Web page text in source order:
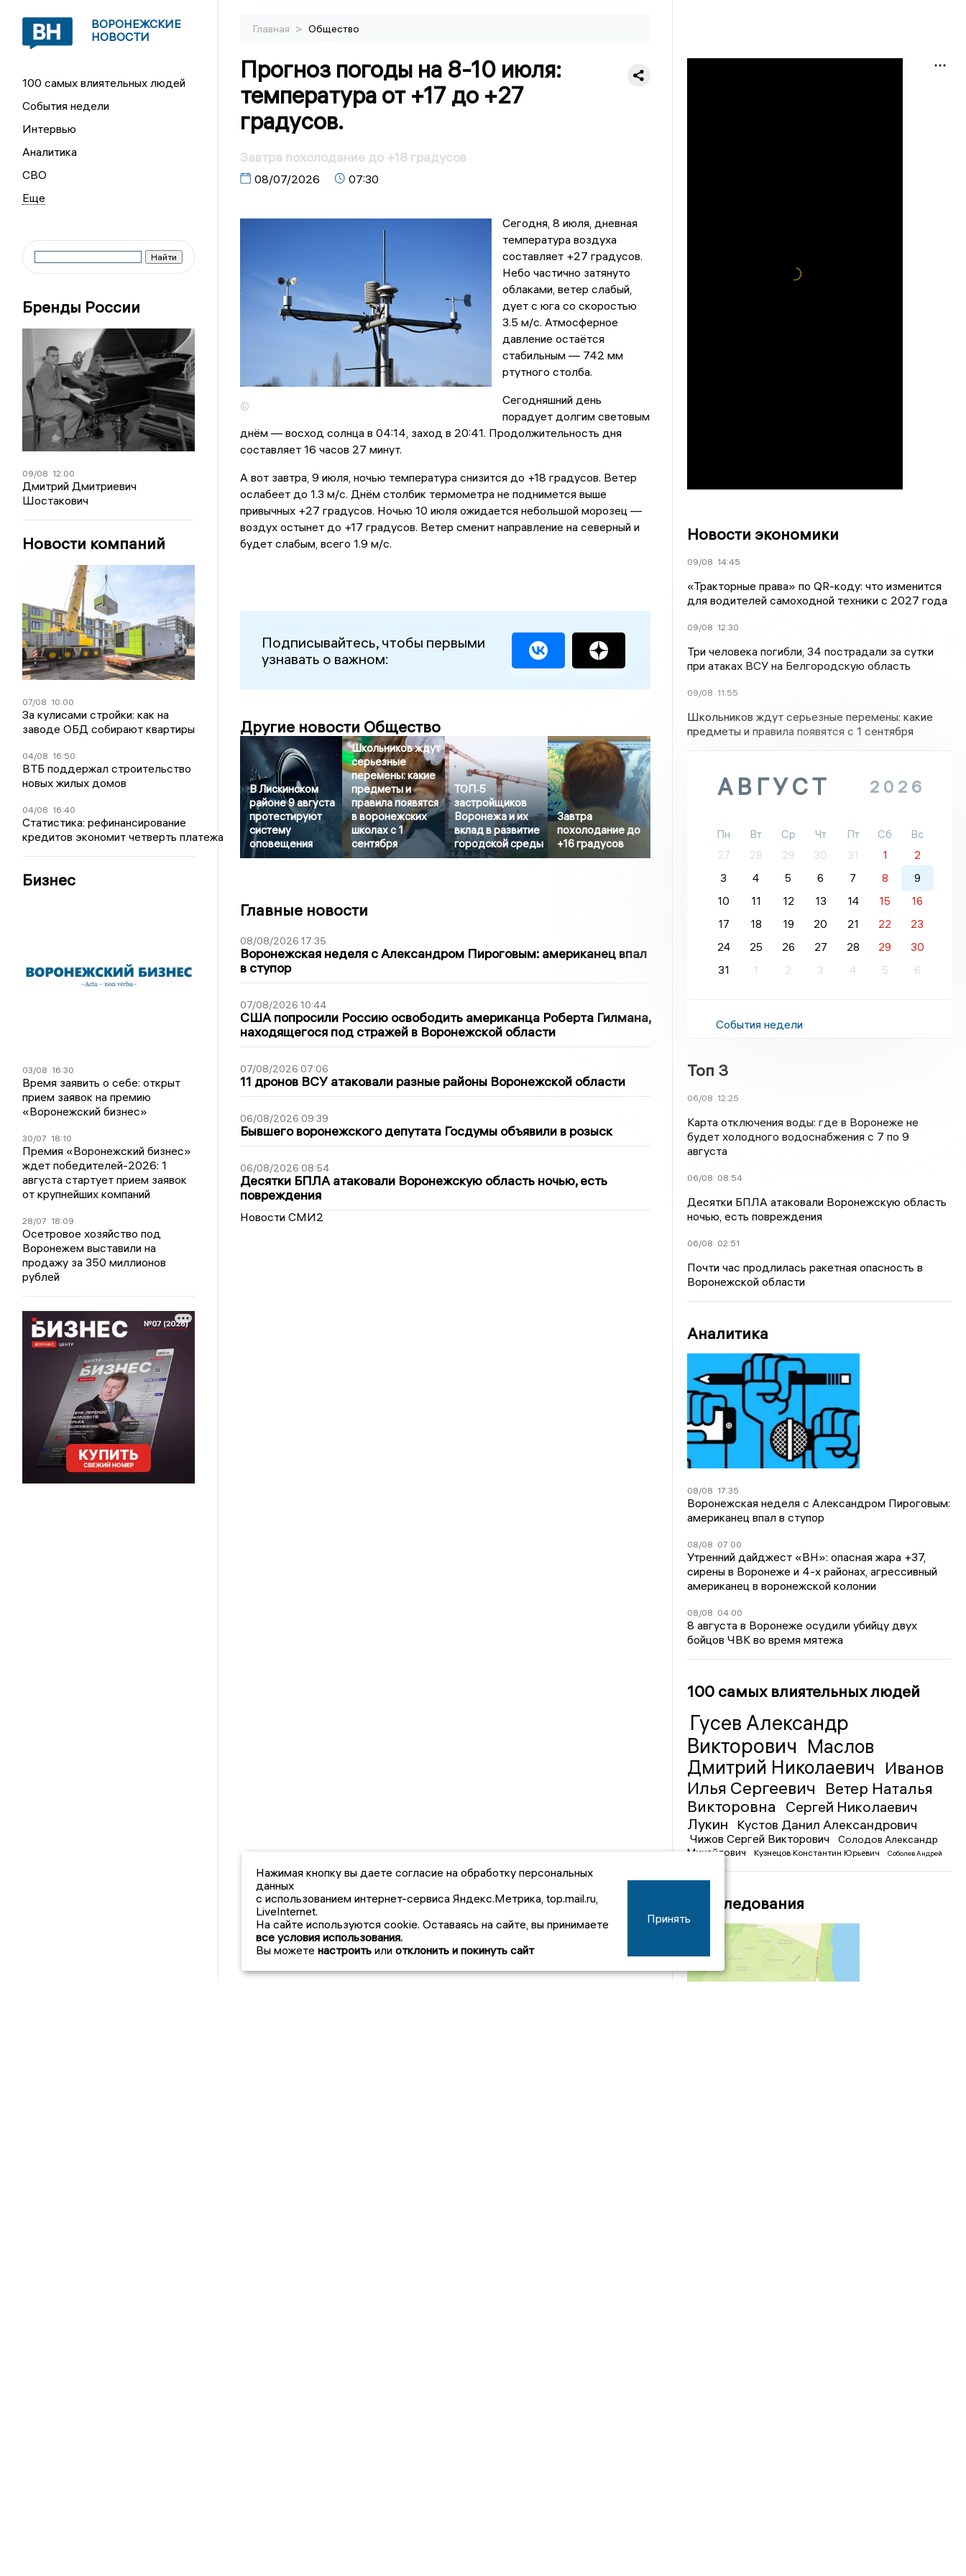
ВОРОНЕЖСКИЕ
НОВОСТИ
100 самых влиятельных людей
События недели
Интервью
Аналитика
СВО
Бренды России
09/08 12:00
Дмитрий Дмитриевич
Шостакович
Новости компаний
07/08 10:00
За кулисами стройки: как на
заводе ОБД собирают квартиры
04/08 16:50
ВТБ поддержал строительство
новых жилых домов
04/08 16:40
Статистика: рефинансирование
кредитов экономит четверть платежа
Бизнес
03/08 16:30
Время заявить о себе: открыт
прием заявок на премию
«Воронежский бизнес»
30/07 18:10
Премия «Воронежский бизнес»
ждет победителей-2026: 1
августа стартует прием заявок
от крупнейших компаний
28/07 18:09
Осетровое хозяйство под
Воронежем выставили на
продажу за 350 миллионов
рублей
Главная > Общество
Прогноз погоды на 8-10 июля:
температура от +17 до +27
градусов.
Завтра похолодание до +18 градусов
08/07/2026 07:30
©
Сегодня, 8 июля, дневная
температура воздуха
составляет +27 градусов.
Небо частично затянуто
облаками, ветер слабый,
дует с юга со скоростью
3.5 м/с. Атмосферное
давление остаётся
стабильным — 742 мм
ртутного столба.
Сегодняшний день
порадует долгим световым
днём — восход солнца в 04:14, заход в 20:41. Продолжительность дня
составляет 16 часов 27 минут.
А вот завтра, 9 июля, ночью температура снизится до +18 градусов. Ветер
ослабеет до 1.3 м/с. Днём столбик термометра не поднимется выше
привычных +27 градусов. Ночью 10 июля ожидается небольшой морозец —
воздух остынет до +17 градусов. Ветер сменит направление на северный и
будет слабым, всего 1.9 м/с.
Подписывайтесь, чтобы первыми
узнавать о важном:
Другие новости Общество
В Лискинском
районе 9 августа
протестируют
систему
оповещения
Школьников ждут
серьезные
перемены: какие
предметы и
правила появятся
в воронежских
школах с 1
сентября
ТОП‑5
застройщиков
Воронежа и их
вклад в развитие
городской среды
Завтра
похолодание до
+16 градусов
Главные новости
08/08/2026 17:35
Воронежская неделя с Александром Пироговым: американец впал
в ступор
07/08/2026 10:44
США попросили Россию освободить американца Роберта Гилмана,
находящегося под стражей в Воронежской области
07/08/2026 07:06
11 дронов ВСУ атаковали разные районы Воронежской области
06/08/2026 09:39
Бывшего воронежского депутата Госдумы объявили в розыск
06/08/2026 08:54
Десятки БПЛА атаковали Воронежскую область ночью, есть
повреждения
Новости СМИ2
Новости экономики
09/08 14:45
«Тракторные права» по QR-коду: что изменится
для водителей самоходной техники с 2027 года
09/08 12:30
Три человека погибли, 34 пострадали за сутки
при атаках ВСУ на Белгородскую область
09/08 11:55
Школьников ждут серьезные перемены: какие
предметы и правила появятся с 1 сентября
АВГУСТ 2026
Пн Вт Ср Чт Пт Сб
Вс
27
28 29 30 31 1
2
3
4 5 6 7 8
9
10
11 12 13 14 15
16
17
18 19 20 21 22
23
24
25 26 27 28 29
30
31
1 2 3 4 5 6
События недели
Топ 3
06/08 12:25
Карта отключения воды: где в Воронеже не
будет холодного водоснабжения с 7 по 9
августа
06/08 08:54
Десятки БПЛА атаковали Воронежскую область
ночью, есть повреждения
06/08 02:51
Почти час продлилась ракетная опасность в
Воронежской области
Аналитика
08/08 17:35
Воронежская неделя с Александром Пироговым:
американец впал в ступор
08/08 07:00
Утренний дайджест «ВН»: опасная жара +37,
сирены в Воронеже и 4-х районах, агрессивный
американец в воронежской колонии
08/08 04:00
8 августа в Воронеже осудили убийцу двух
бойцов ЧВК во время мятежа
100 самых влиятельных людей
Гусев Александр
Викторович Маслов
Дмитрий Николаевич Иванов
Илья Сергеевич
Ветер Наталья
Викторовна
Сергей Николаевич
Лукин
Кустов Данил Александрович
Чижов Сергей Викторович
Солодов Александр
Михайлович
Кузнецов Константин Юрьевич
Соболев Андрей
Расследования
Нажимая кнопку вы даете согласие на обработку персональных
данных
с использованием интернет-сервиса Яндекс.Метрика, top.mail.ru,
LiveInternet.
На сайте используются cookie. Оставаясь на сайте, вы принимаете
все условия использования.
Вы можете настроить или отклонить и покинуть сайт
Принять